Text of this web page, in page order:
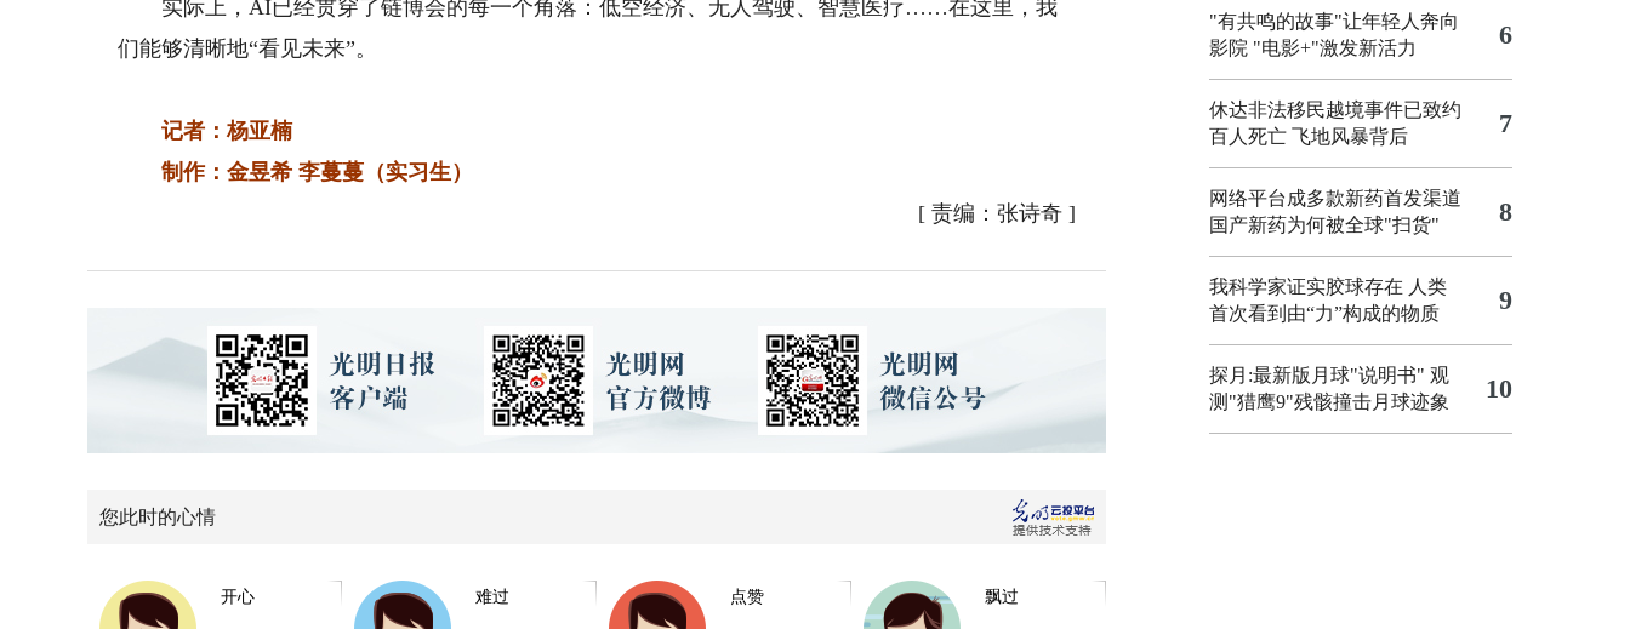
实际上，AI已经贯穿了链博会的每一个角落：低空经济、无人驾驶、智慧医疗……在这里，我
们能够清晰地“看见未来”。
记者：杨亚楠
制作：金昱希 李蔓蔓（实习生）
[ 责编：张诗奇 ]
您此时的心情
开心 难过 点赞 飘过
"有共鸣的故事"让年轻人奔向
影院 "电影+"激发新活力 6
休达非法移民越境事件已致约
百人死亡 飞地风暴背后 7
网络平台成多款新药首发渠道
国产新药为何被全球"扫货"
8
我科学家证实胶球存在 人类
首次看到由“力”构成的物质
9
探月:最新版月球"说明书" 观
测"猎鹰9"残骸撞击月球迹象
10